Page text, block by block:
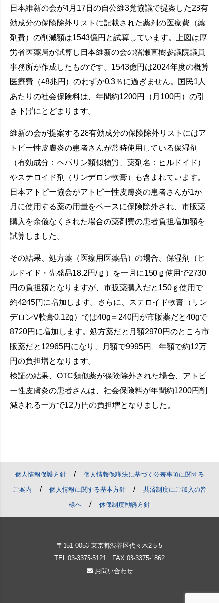
日本維新の会が4月17日の自公維3党協議で提案した28有
効成分の保険除外リストに記載された薬剤の医療費（薬
剤費）の削減額は1543億円と試算しています。上図は厚
労省医薬局が試算し日本維新の会の猪瀬直樹参議院議員
事務所が作成したものです。1543億円は2024年度の概算
医療費（48兆円）のわずか0.3％に過ぎません。国民1人
あたりの社会保険料は、年間約1200円（月100円）の引
き下げにとどまります。
維新の会が提案する28有効成分の保険除外リストにはア
トピー性皮膚炎の患者さんが常時使用している保湿剤
（有効成分：ヘパリン類似物質、薬剤名：ヒルドイド）
やステロイド剤（リンデロン軟膏）も含まれています。
日本アトピー協会がアトピー性皮膚炎の患者さんが1か
月に使用する薬の用量をベースに保険除外され、市販薬
購入を余儀なくされた場合の薬剤費の患者負担増加額を
試算しました。
その結果、処方薬（医療用医薬品）の場合、保湿剤（ヒ
ルドイド・先発品18.2円/ｇ）を一月に150ｇ使用で2730
円の負担額となりますが、市販薬購入だと150ｇ使用で
約4245円に増加します。さらに、ステロイド軟膏（リン
デロンV軟膏0.12g）では40g＝240円が市販薬だと40gで
8720円に増加します。処方薬だと月額2970円のところ市
販薬だと12965円になり、月額で9995円、年額で約12万
円の負担増となります。
検証の結果、OTC類似薬が保険除外された場合、アトピ
ー性皮膚炎の患者さんは、社会保険料が年間約1200円削
減される一方で12万円の負担増となりました。
個人情報保護方針/ 個人情報保護法に基づく公表事項に関する
ご案内 / 個人情報に関する基本方針/ 共済制度にご加入の皆
様へ / 休保制度勧誘方針
〒151-0053 東京都渋谷区代々木2-5-5
TEL 03-3375-5121
FAX 03-3375-1862
お問い合わせ